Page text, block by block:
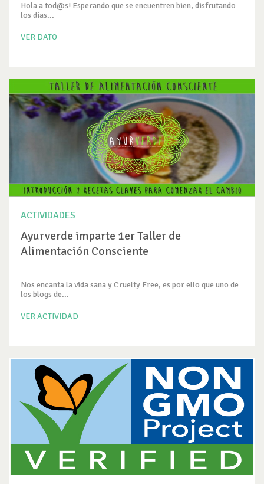
Hola a tod@s! Esperando que se encuentren bien, disfrutando
los días...
VER DATO
ACTIVIDADES
Ayurverde imparte 1er Taller de
Alimentación Consciente
Nos encanta la vida sana y Cruelty Free, es por ello que uno de
los blogs de...
VER ACTIVIDAD